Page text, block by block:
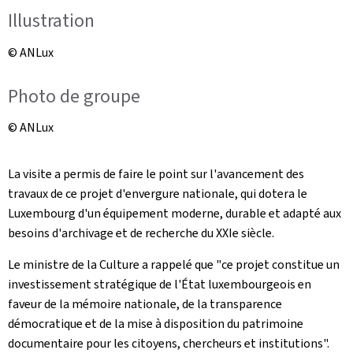
Illustration
© ANLux
Photo de groupe
© ANLux
La visite a permis de faire le point sur l'avancement des
travaux de ce projet d'envergure nationale, qui dotera le
Luxembourg d'un équipement moderne, durable et adapté aux
besoins d'archivage et de recherche du XXIe siècle.
Le ministre de la Culture a rappelé que "ce projet constitue un
investissement stratégique de l'État luxembourgeois en
faveur de la mémoire nationale, de la transparence
démocratique et de la mise à disposition du patrimoine
documentaire pour les citoyens, chercheurs et institutions".